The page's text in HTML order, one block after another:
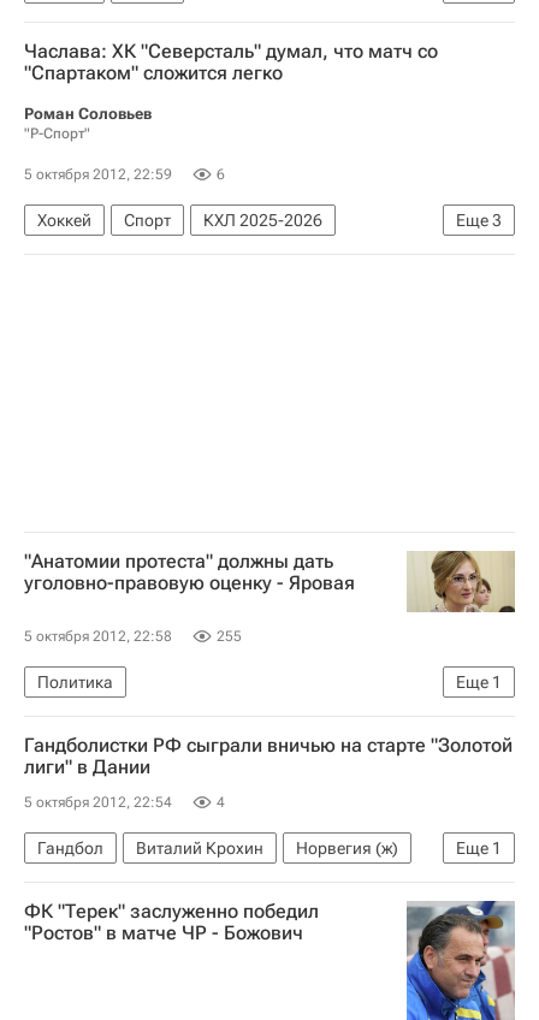
Мультимедийный спортивный пакет
КХЛ 2025-2026
Витязь Динамо (Рига)
Часлава: ХК "Северсталь" думал, что матч со
"Спартаком" сложится легко
Роман Соловьев
"Р-Спорт"
5 октября 2012, 22:59 6
Еще3
Хоккей Спорт
КХЛ 2025-2026
Северсталь
ХК Спартак (Москва)
"Анатомии протеста" должны дать
уголовно-правовую оценку - Яровая
5 октября 2012, 22:58 255
Еще 1
Политика
Реакция на фильм НТВ "Анатомия протеста-2"
Гандболистки РФ сыграли вничью на старте "Золотой
лиги" в Дании
5 октября 2012, 22:54 4
Еще 1
Гандбол Виталий Крохин
Норвегия (ж)
Россия (ж)
ФК "Терек" заслуженно победил
"Ростов" в матче ЧР - Божович